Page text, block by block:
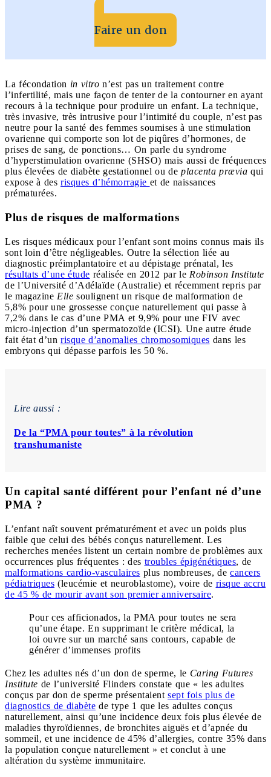
Faire un don
La fécondation in vitro n’est pas un traitement contre
l’infertilité, mais une façon de tenter de la contourner en ayant
recours à la technique pour produire un enfant. La technique,
très invasive, très intrusive pour l’intimité du couple, n’est pas
neutre pour la santé des femmes soumises à une stimulation
ovarienne qui comporte son lot de piqûres d’hormones, de
prises de sang, de ponctions… On parle du syndrome
d’hyperstimulation ovarienne (SHSO) mais aussi de fréquences
plus élevées de diabète gestationnel ou de placenta prævia qui
expose à des risques d’hémorragie et de naissances
prématurées.
Plus de risques de malformations
Les risques médicaux pour l’enfant sont moins connus mais ils
sont loin d’être négligeables. Outre la sélection liée au
diagnostic préimplantatoire et au dépistage prénatal, les
résultats d’une étude réalisée en 2012 par le Robinson Institute
de l’Université d’Adélaïde (Australie) et récemment repris par
le magazine Elle soulignent un risque de malformation de
5,8% pour une grossesse conçue naturellement qui passe à
7,2% dans le cas d’une PMA et 9,9% pour une FIV avec
micro-injection d’un spermatozoïde (ICSI). Une autre étude
fait état d’un risque d’anomalies chromosomiques dans les
embryons qui dépasse parfois les 50 %.
Lire aussi :
De la “PMA pour toutes” à la révolution
transhumaniste
Un capital santé différent pour l’enfant né d’une
PMA ?
L’enfant naît souvent prématurément et avec un poids plus
faible que celui des bébés conçus naturellement. Les
recherches menées listent un certain nombre de problèmes aux
occurrences plus fréquentes : des troubles épigénétiques, de
malformations cardio-vasculaires plus nombreuses, de cancers
pédiatriques (leucémie et neuroblastome), voire de risque accru
de 45 % de mourir avant son premier anniversaire.
Pour ces afficionados, la PMA pour toutes ne sera
qu’une étape. En supprimant le critère médical, la
loi ouvre sur un marché sans contours, capable de
générer d’immenses profits
Chez les adultes nés d’un don de sperme, le Caring Futures
Institute de l’université Flinders constate que « les adultes
conçus par don de sperme présentaient sept fois plus de
diagnostics de diabète de type 1 que les adultes conçus
naturellement, ainsi qu’une incidence deux fois plus élevée de
maladies thyroïdiennes, de bronchites aiguës et d’apnée du
sommeil, et une incidence de 45% d’allergies, contre 35% dans
la population conçue naturellement » et conclut à une
altération du système immunitaire.